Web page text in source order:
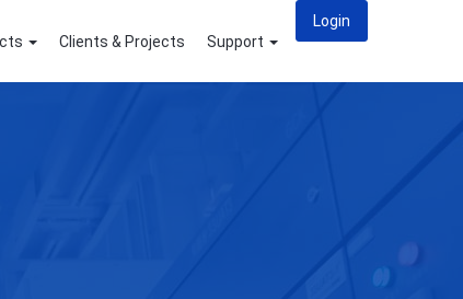
Clients & Projects Support
Login